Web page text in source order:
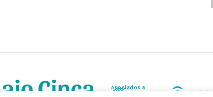
Asociados a Asociados a